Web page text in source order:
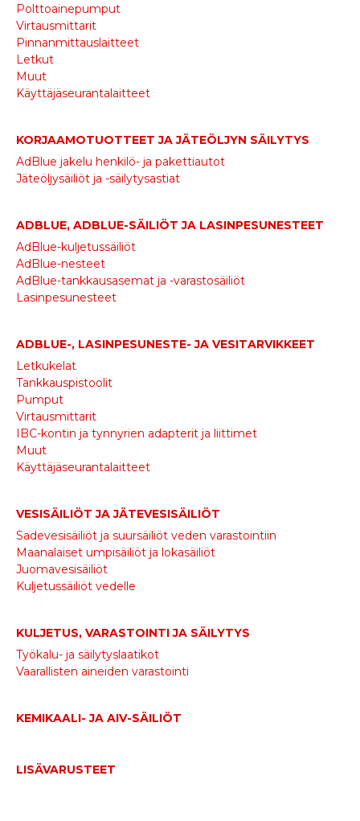
Polttoainepumput
Virtausmittarit
Pinnanmittauslaitteet
Letkut
Muut
Käyttäjäseurantalaitteet
KORJAAMOTUOTTEET JA JÄTEÖLJYN SÄILYTYS
AdBlue jakelu henkilö- ja pakettiautot
Jäteöljysäiliöt ja -säilytysastiat
ADBLUE, ADBLUE-SÄILIÖT JA LASINPESUNESTEET
AdBlue-kuljetussäiliöt
AdBlue-nesteet
AdBlue-tankkausasemat ja -varastosäiliöt
Lasinpesunesteet
ADBLUE-, LASINPESUNESTE- JA VESITARVIKKEET
Letkukelat
Tankkauspistoolit
Pumput
Virtausmittarit
IBC-kontin ja tynnyrien adapterit ja liittimet
Muut
Käyttäjäseurantalaitteet
VESISÄILIÖT JA JÄTEVESISÄILIÖT
Sadevesisäiliöt ja suursäiliöt veden varastointiin
Maanalaiset umpisäiliöt ja lokasäiliöt
Juomavesisäiliöt
Kuljetussäiliöt vedelle
KULJETUS, VARASTOINTI JA SÄILYTYS
Työkalu- ja säilytyslaatikot
Vaarallisten aineiden varastointi
KEMIKAALI- JA AIV-SÄILIÖT
LISÄVARUSTEET